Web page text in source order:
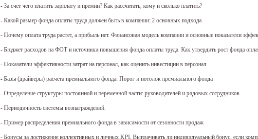
- За счет чего платить зарплату и премии? Как рассчитать, кому и сколько платить?
- Какой размер фонда оплаты труда должен быть в компании: 2 основных подхода
- Почему оплата труда растет, а прибыль нет. Финансовая модель компании и основные показатели
- Бюджет расходов на ФОТ и источники повышения фонда оплаты труда. Как утвердить рост фонда
- Показатели эффективности затрат на персонал, как оценить инвестиции в персонал
- Базы (драйверы) расчета премиального фонда. Порог и потолок премиального фонда
- Определение структуры постоянной и переменной части: руководителей и рядовых сотрудников
- Периодичность системы вознаграждений.
- Пример распределения премиального фонда в зависимости от сезонности продаж
- Бонусы за достижение коллективных и личных KPI. Выплачивать ли индивидуальный бонус, если